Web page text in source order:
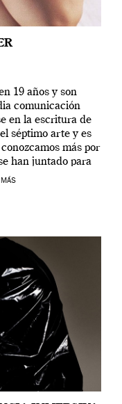
19 años y son
comunicación
en la escritura de
séptimo arte y es
más por
han juntado para